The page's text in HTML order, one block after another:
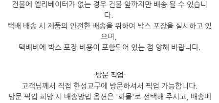
건물에 엘리베이터가 없는 경우 건물 앞까지만 배송 될 수 있습니
다.
택배 배송 시 제품의 안전한 배송을 위하여 박스 포장을 실시하고 있
으며,
택배비에 박스 포장 비용이 포함되어 있는 점 양해 바랍니다.
-방문 픽업-
고객님께서 직접 한성교구에 방문하셔서 픽업 가능합니다.
방문 픽업 희망 시 배송방법 옵션은 '화물'로 선택해 주시고, 배송메